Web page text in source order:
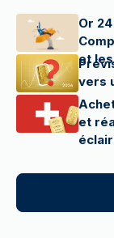
Or
et
vers
et